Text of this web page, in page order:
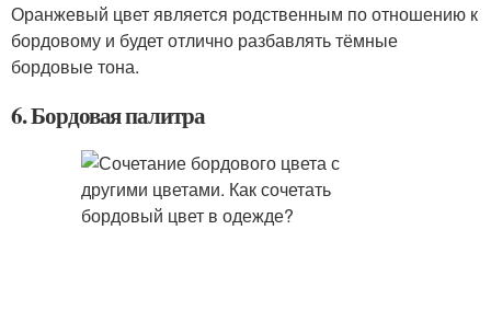
Оранжевый цвет является родственным по отношению к
бордовому и будет отлично разбавлять тёмные
бордовые тона.
6. Бордовая палитра